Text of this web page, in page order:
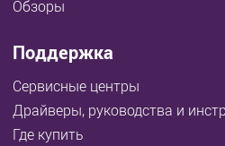
Обзоры
Поддержка
Сервисные центры
Драйверы, руководства и
Где купить